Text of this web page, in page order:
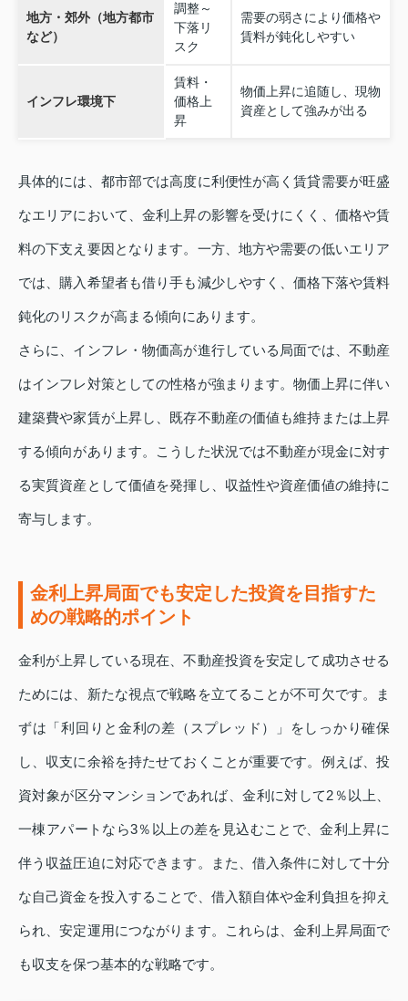
地方・郊外（地方都市
など）
調整～
下落リ
スク
需要の弱さにより価格や
賃料が鈍化しやすい
インフレ環境下
賃料・
価格上
昇
物価上昇に追随し、現物
資産として強みが出る
具体的には、都市部では高度に利便性が高く賃貸需要が旺盛
なエリアにおいて、金利上昇の影響を受けにくく、価格や賃
料の下支え要因となります。一方、地方や需要の低いエリア
では、購入希望者も借り手も減少しやすく、価格下落や賃料
鈍化のリスクが高まる傾向にあります。
さらに、インフレ・物価高が進行している局面では、不動産
はインフレ対策としての性格が強まります。物価上昇に伴い
建築費や家賃が上昇し、既存不動産の価値も維持または上昇
する傾向があります。こうした状況では不動産が現金に対す
る実質資産として価値を発揮し、収益性や資産価値の維持に
寄与します。
金利上昇局面でも安定した投資を目指すた
めの戦略的ポイント
金利が上昇している現在、不動産投資を安定して成功させる
ためには、新たな視点で戦略を立てることが不可欠です。ま
ずは「利回りと金利の差（スプレッド）」をしっかり確保
し、収支に余裕を持たせておくことが重要です。例えば、投
資対象が区分マンションであれば、金利に対して2％以上、
一棟アパートなら3％以上の差を見込むことで、金利上昇に
伴う収益圧迫に対応できます。また、借入条件に対して十分
な自己資金を投入することで、借入額自体や金利負担を抑え
られ、安定運用につながります。これらは、金利上昇局面で
も収支を保つ基本的な戦略です。